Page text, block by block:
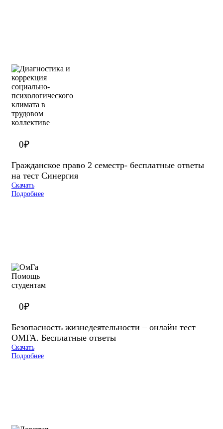
0₽
Гражданское право 2 семестр- бесплатные ответы
на тест Синергия
Скачать
Подробнее
0₽
Безопасность жизнедеятельности – онлайн тест
ОМГА. Бесплатные ответы
Скачать
Подробнее